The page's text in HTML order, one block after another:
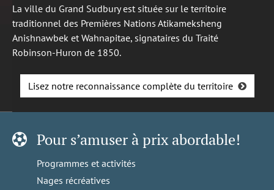
La ville du Grand Sudbury est située sur le territoire
traditionnel des Premières Nations Atikameksheng
Anishnawbek et Wahnapitae, signataires du Traité
Robinson-Huron de 1850.
Lisez notre reconnaissance complète du territoire
Pour s’amuser à prix abordable!
Programmes et activités
Nages récréatives